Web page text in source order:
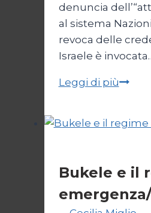
denuncia
al sistema
revoca delle
Israele è
Leggi di piùOnu
Bukele e il